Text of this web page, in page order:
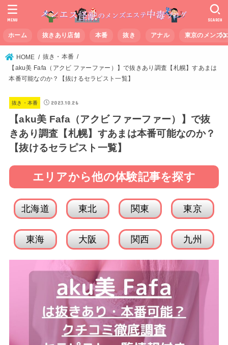
ホーム 抜きあり店舗 本番 抜き アナル 東京のメンズ
SEARCH
MENU
HOME
抜き・本番
【aku美 Fafa（アクビ ファーファー）】で抜きあり調査【札幌】すあまは
本番可能なのか？【抜けるセラピスト一覧】
抜き・本番 2023.10.26
【aku美 Fafa（アクビ ファーファー）】で抜
きあり調査【札幌】すあまは本番可能なのか？
【抜けるセラピスト一覧】
エリアから他の体験記事を探す
北海道 東北 関東 東京
東海 大阪 関西 九州